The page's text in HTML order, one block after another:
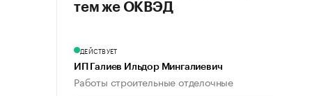
тем же ОКВЭД
ДЕЙСТВУЕТ
ИП Галиев Ильдор Мингалиевич
Работы строительные отделочные